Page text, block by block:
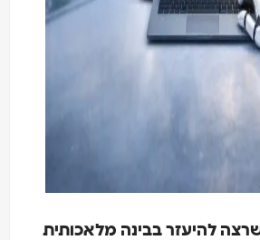
להיעזר בבינה מלאכותית